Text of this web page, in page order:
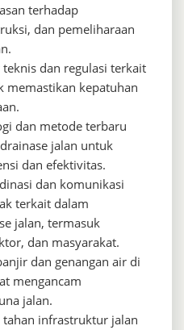
terhadap
dan pemeliharaan
dan regulasi terkait
memastikan kepatuhan
dan metode terbaru
jalan untuk
dan efektivitas.
dan komunikasi
terkait dalam
jalan, termasuk
dan masyarakat.
dan genangan air di
mengancam
jalan.
infrastruktur jalan